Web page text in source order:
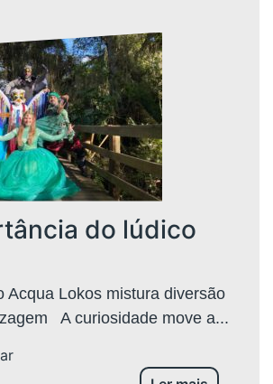
do lúdico
Acqua Lokos mistura diversão
A curiosidade move a...